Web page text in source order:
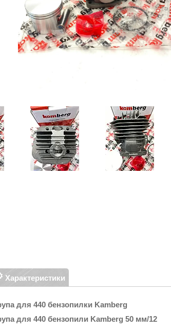
Характеристики
для 440 бензопилки Kamberg
для 440 бензопили Kamberg 50 мм/12